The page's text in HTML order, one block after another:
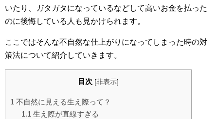
いたり、ガタガタになっているなどして高いお金を払った
のに後悔している人も見かけられます。
ここではそんな不自然な仕上がりになってしまった時の対
策法について紹介していきます。
目次 [非表示]
1 不自然に見える生え際って？
1.1 生え際が直線すぎる